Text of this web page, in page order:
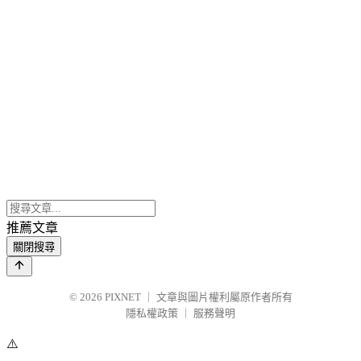
推薦文章
關閉搜尋
© 2026 PIXNET
文章與圖片權利屬原作者所有
隱私權政策
服務聲明
⚠️